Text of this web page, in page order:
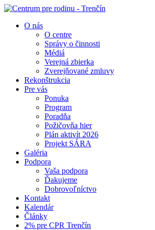
O nás
O centre
Správy o činnosti
Médiá
Verejná zbierka
Zverejňované zmluvy
Rekonštrukcia
Pre vás
Ponuka
Program
Poradňa
Požičovňa hier
Plán aktivít 2026
Projekt SÁRA
Galéria
Podpora
Vaša podpora
Ďakujeme
Dobrovoľníctvo
Kontakt
Kalendár
Články
2% pre CPR Trenčín